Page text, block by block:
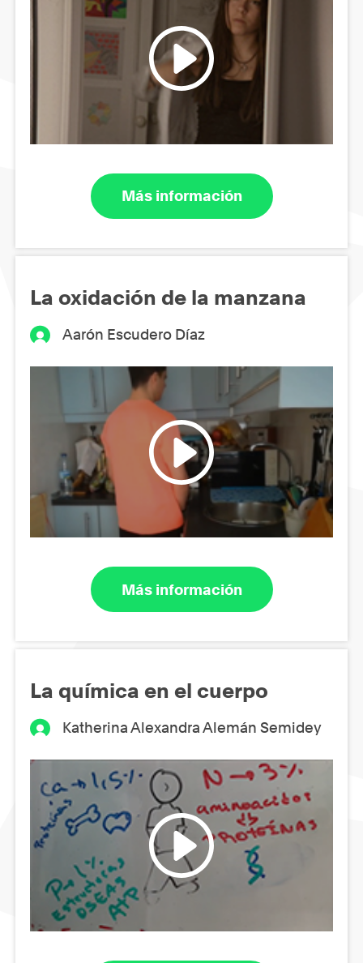
Más información
La oxidación de la manzana
Aarón Escudero Díaz
Más información
La química en el cuerpo
Katherina Alexandra Alemán Semidey